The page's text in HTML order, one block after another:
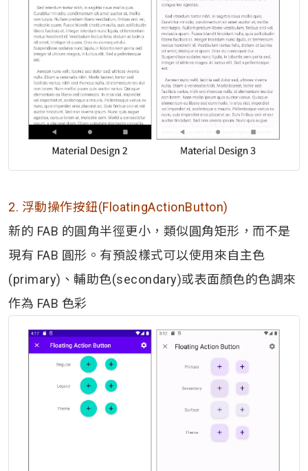
2. 浮動操作按鈕(FloatingActionButton)
新的 FAB 的圓角半徑更小，類似圓角矩形，而不是
現有 FAB 圓形。有預設樣式可以使用來自主色
(primary)、輔助色(secondary)或表面顏色的色調來
作為 FAB 色彩